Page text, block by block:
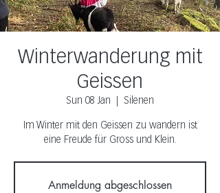
Winterwanderung mit
Geissen
Sun 08 Jan Silenen
Im Winter mit den Geissen zu wandern ist
eine Freude für Gross und Klein.
Anmeldung abgeschlossen